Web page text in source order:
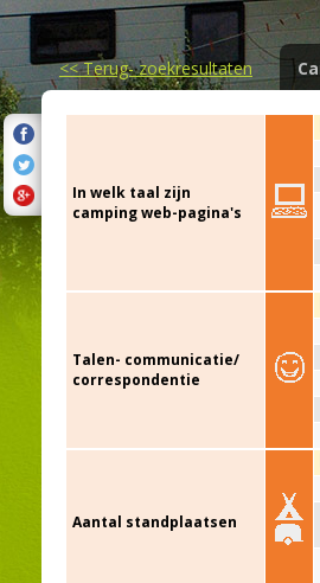
<<Terug- zoekresultaten
In welk taal zijn
camping web-pagina's
Talen- communicatie/
correspondentie
Aantal standplaatsen